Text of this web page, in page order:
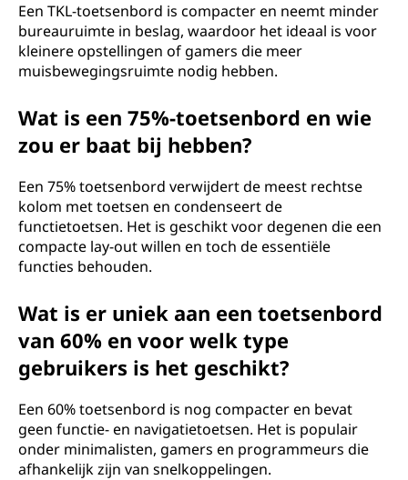
Een TKL-toetsenbord is compacter en neemt minder
bureauruimte in beslag, waardoor het ideaal is voor
kleinere opstellingen of gamers die meer
muisbewegingsruimte nodig hebben.
Wat is een 75%-toetsenbord en wie
zou er baat bij hebben?
Een 75% toetsenbord verwijdert de meest rechtse
kolom met toetsen en condenseert de
functietoetsen. Het is geschikt voor degenen die een
compacte lay-out willen en toch de essentiële
functies behouden.
Wat is er uniek aan een toetsenbord
van 60% en voor welk type
gebruikers is het geschikt?
Een 60% toetsenbord is nog compacter en bevat
geen functie- en navigatietoetsen. Het is populair
onder minimalisten, gamers en programmeurs die
afhankelijk zijn van snelkoppelingen.